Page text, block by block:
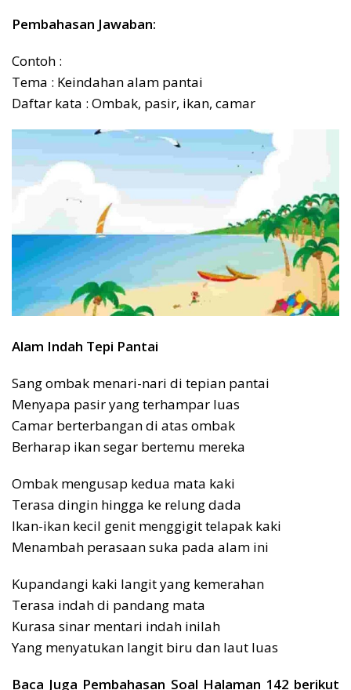
Pembahasan Jawaban:
Contoh :
Tema : Keindahan alam pantai
Daftar kata : Ombak, pasir, ikan, camar
Alam Indah Tepi Pantai
Sang ombak menari-nari di tepian pantai
Menyapa pasir yang terhampar luas
Camar berterbangan di atas ombak
Berharap ikan segar bertemu mereka
Ombak mengusap kedua mata kaki
Terasa dingin hingga ke relung dada
Ikan-ikan kecil genit menggigit telapak kaki
Menambah perasaan suka pada alam ini
Kupandangi kaki langit yang kemerahan
Terasa indah di pandang mata
Kurasa sinar mentari indah inilah
Yang menyatukan langit biru dan laut luas
Baca Juga Pembahasan Soal Halaman 142 berikut